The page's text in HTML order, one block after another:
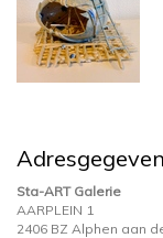
Sta-ART Galerie
AARPLEIN 1
2406 BZ Alphen aan